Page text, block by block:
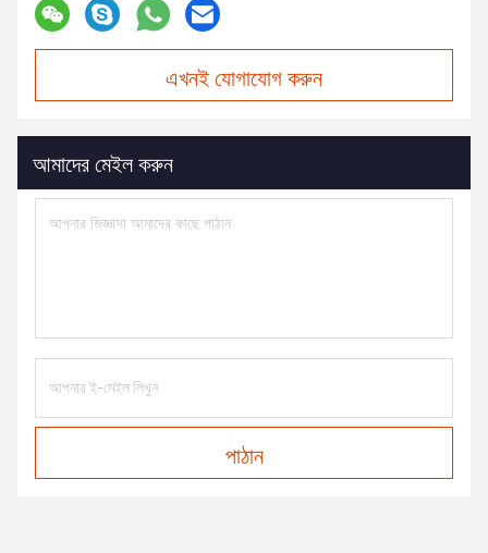
এখনই যোগাযোগ করুন
আমাদের মেইল করুন
পাঠান